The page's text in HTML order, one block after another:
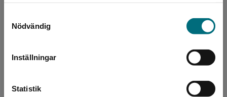
Nödvändig
Inställningar
Statistik
Sverige. För att kunna slutföra ett köp måste